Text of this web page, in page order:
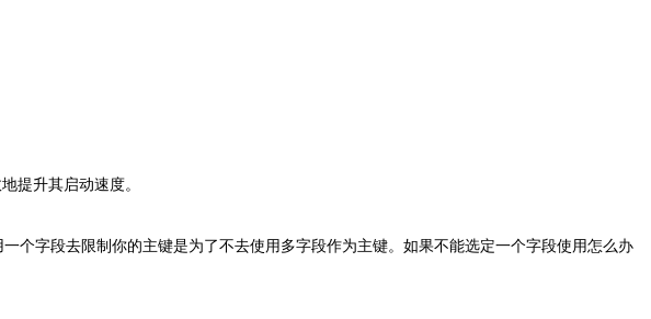
提升其启动速度。
字段去限制你的主键是为了不去使用多字段作为主键。如果不能选定一个字段使用怎么办